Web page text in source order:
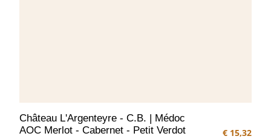
Château L'Argenteyre - C.B. | Médoc
AOC Merlot - Cabernet - Petit Verdot
€ 15,32